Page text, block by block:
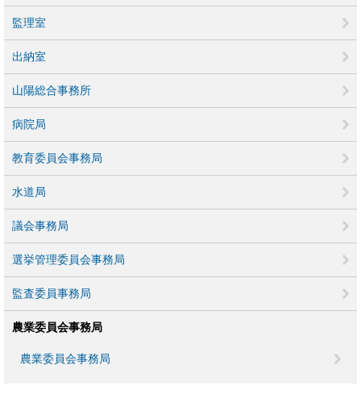
監理室
出納室
山陽総合事務所
病院局
教育委員会事務局
水道局
議会事務局
選挙管理委員会事務局
監査委員事務局
農業委員会事務局
農業委員会事務局